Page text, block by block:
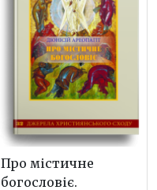
Про містичне
богословіє.